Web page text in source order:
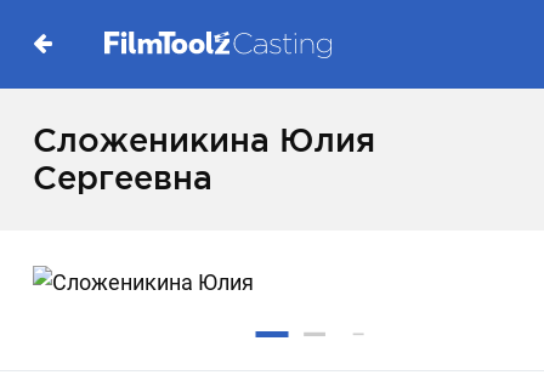
Сложеникина Юлия
Сергеевна